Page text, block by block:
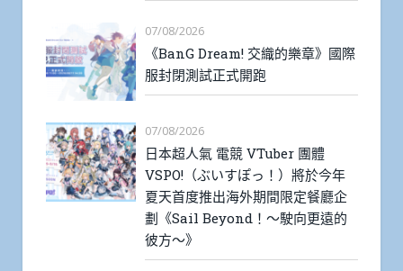
07/08/2026
《BanG Dream! 交織的樂章》國際
服封閉測試正式開跑
07/08/2026
日本超人氣 電競 VTuber 團體
VSPO!（ぶいすぽっ！）將於今年
夏天首度推出海外期間限定餐廳企
劃《Sail Beyond！～駛向更遠的
彼方～》